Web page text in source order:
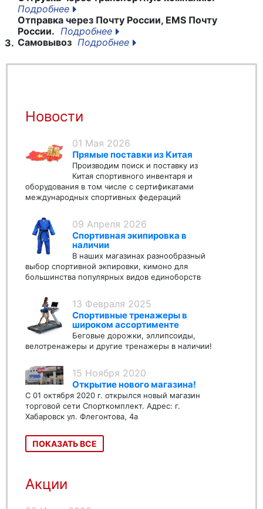
Подробнее
Отправка через Почту России, EMS Почту
России. Подробнее
3. Самовывоз Подробнее
Новости
01 Мая 2026
Прямые поставки из Китая
Производим поиск и поставку из
Китая спортивного инвентаря и
оборудования в том числе с сертификатами
международных спортивных федераций
09 Апреля 2026
Спортивная экипировка в
наличии
В наших магазинах разнообразный
выбор спортивной экпировки, кимоно для
большинства популярных видов единоборств
13 Февраля 2025
Спортивные тренажеры в
широком ассортименте
Беговые дорожки, эллипсоиды,
велотренажеры и другие тренажеры в наличии!
15 Ноября 2020
Открытие нового магазина!
С 01 октября 2020 г. открылся новый магазин
торговой сети Спорткомплект. Адрес: г.
Хабаровск ул. Флегонтова, 4а
ПОКАЗАТЬ ВСЕ
Акции